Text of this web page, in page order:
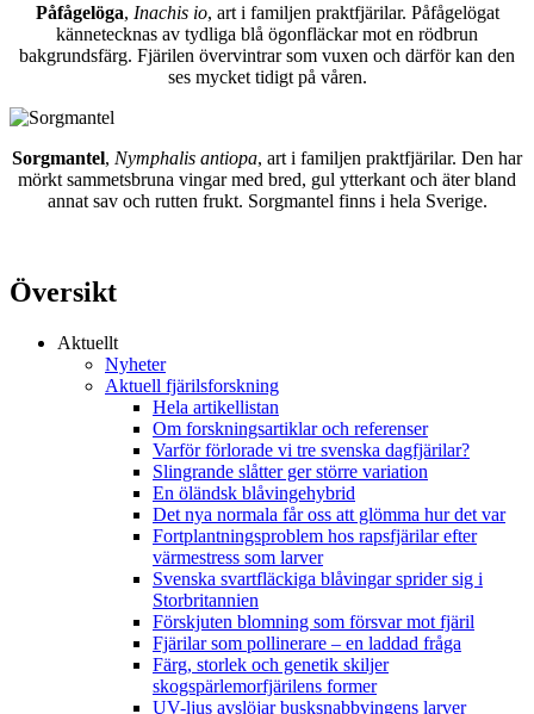
Påfågelöga, Inachis io, art i familjen praktfjärilar. Påfågelögat
kännetecknas av tydliga blå ögonfläckar mot en rödbrun
bakgrundsfärg. Fjärilen övervintrar som vuxen och därför kan den
ses mycket tidigt på våren.
Sorgmantel, Nymphalis antiopa, art i familjen praktfjärilar. Den har
mörkt sammetsbruna vingar med bred, gul ytterkant och äter bland
annat sav och rutten frukt. Sorgmantel finns i hela Sverige.
Översikt
Aktuellt
Nyheter
Aktuell fjärilsforskning
Hela artikellistan
Om forskningsartiklar och referenser
Varför förlorade vi tre svenska dagfjärilar?
Slingrande slåtter ger större variation
En öländsk blåvingehybrid
Det nya normala får oss att glömma hur det var
Fortplantningsproblem hos rapsfjärilar efter
värmestress som larver
Svenska svartfläckiga blåvingar sprider sig i
Storbritannien
Förskjuten blomning som försvar mot fjäril
Fjärilar som pollinerare – en laddad fråga
Färg, storlek och genetik skiljer
skogspärlemorfjärilens former
UV-ljus avslöjar busksnabbvingens larver